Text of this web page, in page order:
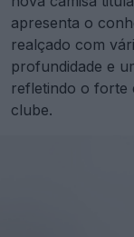
apresenta o
realçado com
profundidade e
refletindo o forte
clube.